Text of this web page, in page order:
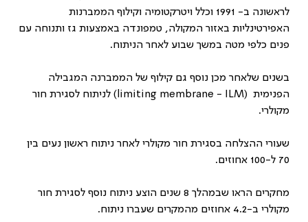
לראשונה ב- 1991 וכלל ויטרקטומיה וקילוף הממברנות
האפירטינליות באזור המקולה, טמפונדה באמצעות גז ותנוחה עם
פנים כלפי מטה במשך שבוע לאחר הניתוח.
בשנים שלאחר מכן נוסף גם קילוף של הממברנה המגבילה
הפנימית limiting membrane - ILM) ) לניתוח לסגירת חור
מקולרי.
שעורי ההצלחה בסגירת חור מקולרי לאחר ניתוח ראשון נעים בין
70 ל-100 אחוזים.
מחקרים הראו שבמהלך 8 שנים הוצע ניתוח נוסף לסגירת חור
מקולרי ב-4.2 אחוזים מהמקרים שעברו ניתוח.